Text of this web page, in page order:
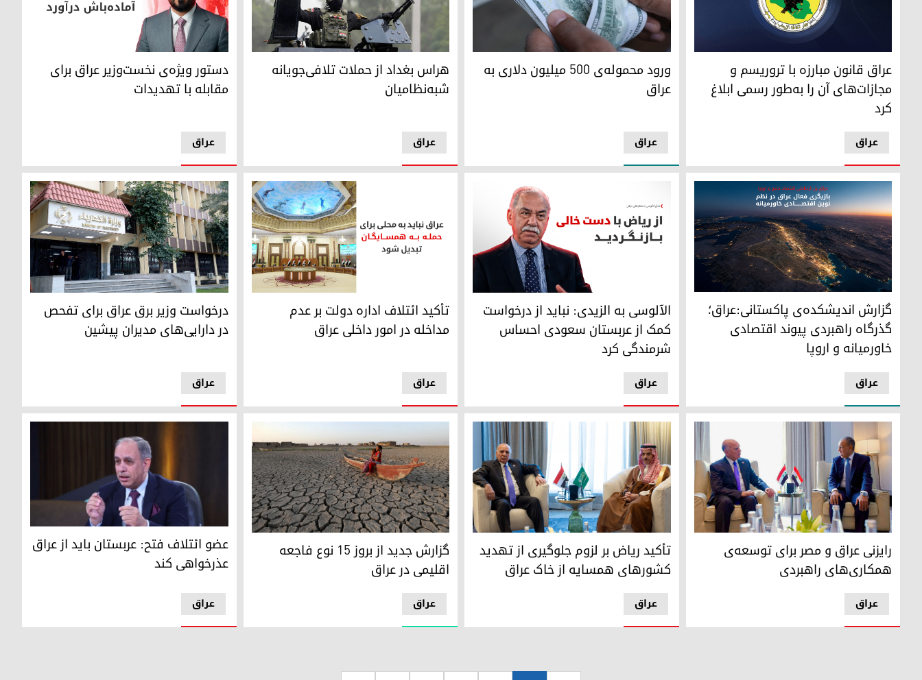
عراق قانون مبارزه با تروریسم و مجازات‌های آن را به‌طور رسمی ابلاغ کرد
عراق
عراق قانون مبارزه با تروریسم و
مجازات‌های آن را به‌طور رسمی ابلاغ
کرد
اسکناس یکصد دلاری آمریکایی
عراق
ورود محموله‌ی ۵۰۰ میلیون دلاری به
عراق
هراس بغداد از حملات تلافی‌جویانه شبه‌نظامیان
عراق
هراس بغداد از حملات تلافی‌جویانه
شبه‌نظامیان
علی زیدی، نخست‌وزیر عراق
عراق
دستور ویژه‌ی نخست‌وزیر عراق برای
مقابله با تهدیدات
گزارش اندیشکده‌ی پاکستانی:عراق؛ گذرگاه راهبردی پیوند اقتصادی خاورمیانه و اروپا
عراق
گزارش اندیشکده‌ی پاکستانی:عراق؛
گذرگاه راهبردی پیوند اقتصادی
خاورمیانه و اروپا
الآلوسی به الزیدی: نباید از درخواست کمک از عربستان سعودی احساس شرمندگی کرد
عراق
الآلوسی به الزیدی: نباید از درخواست
کمک از عربستان سعودی احساس
شرمندگی کرد
تأکید ائتلاف اداره دولت بر عدم مداخله در امور داخلی عراق
عراق
تأکید ائتلاف اداره دولت بر عدم
مداخله در امور داخلی عراق
درخواست وزیر برق عراق برای تفحص در
عراق
درخواست وزیر برق عراق برای تفحص
در دارایی‌های مدیران پیشین
رایزنی عراق و مصر برای توسعه‌ی همکاری‌های راهبردی
عراق
رایزنی عراق و مصر برای توسعه‌ی
همکاری‌های راهبردی
فیصل بن فرحان، وزیر امور خارجه عربستان سعودی و فؤاد حسین وزیر امور خارجه‌ی عراق فدرال
عراق
تأکید ریاض بر لزوم جلوگیری از تهدید
کشورهای همسایه از خاک عراق
گزارش جدید از بروز ۱۵ نوع فاجعه اقلیمی در عراق
عراق
گزارش جدید از بروز ۱۵ نوع فاجعه
اقلیمی در عراق
ابو میثاق المساری، عضو ائتلاف فتح
عراق
عضو ائتلاف فتح: عربستان باید از عراق
عذرخواهی کند